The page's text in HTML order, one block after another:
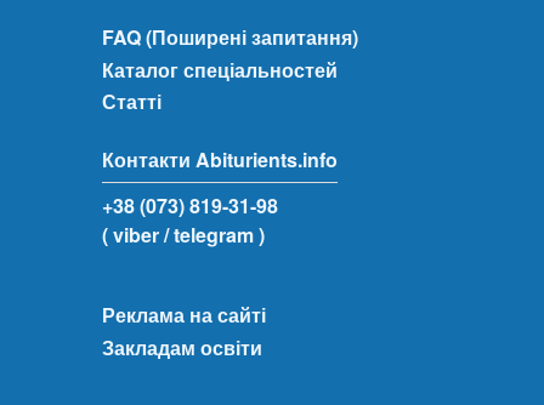
FAQ (Поширені запитання)
Каталог спеціальностей
Статті
Контакти Abiturients.info
+38 (073) 819-31-98
( viber/ telegram )
Реклама на сайті
Закладам освіти